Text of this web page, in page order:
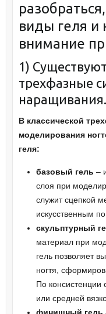
виды геля и
внимание
1)
трехфазные
наращивания.
В классической
моделирования
геля:
базовый гель –
слоя при
служит сцепкой
искусственным
скульптурный
материал при
гель позволяет
ногтя,
По консистенции
или средней